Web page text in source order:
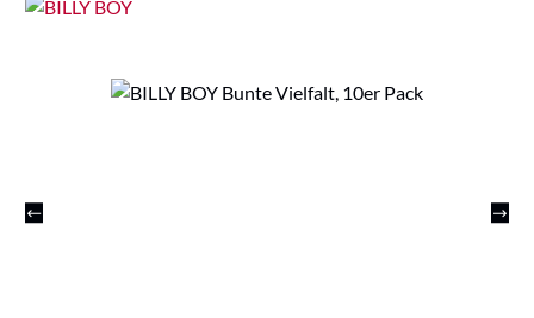
Bildergalerie überspringen